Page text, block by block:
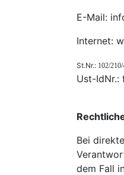
E-Mail:
Internet:
St.Nr.: 102/
Ust-IdNr.:
Bei
dem Fall